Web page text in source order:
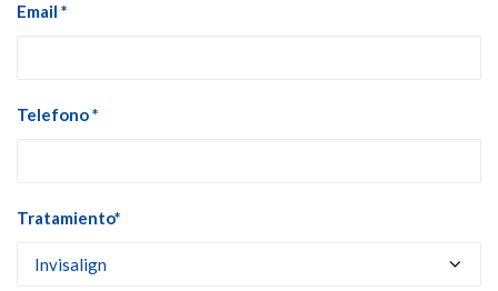
Email *
Telefono *
Tratamiento*